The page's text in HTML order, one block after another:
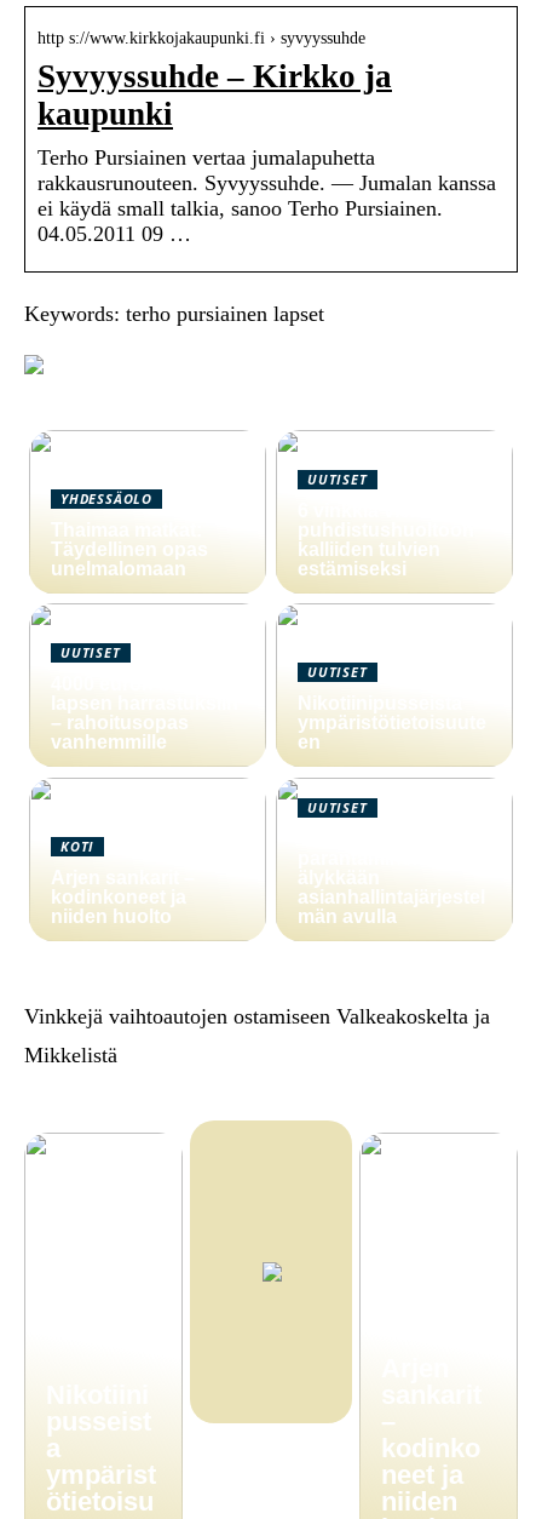
http s://www.kirkkojakaupunki.fi › syvyyssuhde
Syvyyssuhde – Kirkko ja
kaupunki
Terho Pursiainen vertaa jumalapuhetta
rakkausrunouteen. Syvyyssuhde. — Jumalan kanssa
ei käydä small talkia, sanoo Terho Pursiainen.
04.05.2011 09 …
Keywords: terho pursiainen lapset
YHDESSÄOLO
Thaimaa matkat:
Täydellinen opas
unelmalomaan
UUTISET
puhdistushuoltoon
kalliiden tulvien
estämiseksi
UUTISET
lapsen harrastuksiin
– rahoitusopas
vanhemmille
UUTISET
Nikotiinipusseista
ympäristötietoisuute
en
KOTI
Arjen sankarit –
kodinkoneet ja
niiden huolto
UUTISET
älykkään
asianhallintajärjestel
män avulla
Vinkkejä vaihtoautojen ostamiseen Valkeakoskelta ja
Mikkelistä
pusseist
a
ympärist
ötietoisu
–
kodinko
neet ja
niiden